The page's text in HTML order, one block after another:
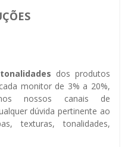
dos produtos
monitor de 3% a 20%,
nossos canais de
dúvida pertinente ao
texturas, tonalidades,